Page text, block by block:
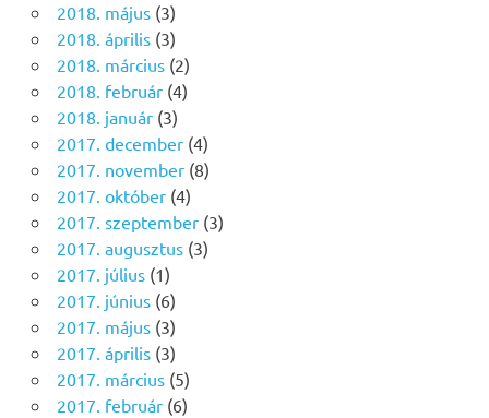
2018. május(3)
2018. április(3)
2018. március(2)
2018. február(4)
2018. január(3)
2017. december(4)
2017. november(8)
2017. október(4)
2017. szeptember(3)
2017. augusztus(3)
2017. július(1)
2017. június(6)
2017. május(3)
2017. április(3)
2017. március(5)
2017. február(6)